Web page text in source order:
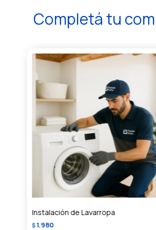
Completá tu
Instalación de Lavarropa
$1.980